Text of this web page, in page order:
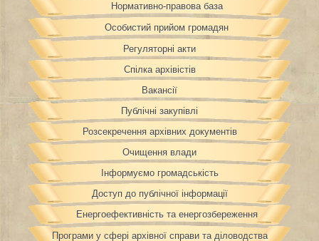
Нормативно-правова база
Особистий прийом громадян
Регуляторні акти
Спілка архівістів
Вакансії
Публічні закупівлі
Розсекречення архівних документів
Очищення влади
Інформуємо громадськість
Доступ до публічної інформації
Енергоефективність та енергозбереження
Програми у сфері архівної справи та діловодства